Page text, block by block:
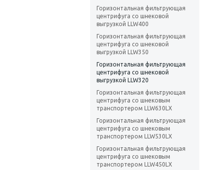
Горизонтальная фильтрующая
центрифуга со шнековой
выгрузкой LLW400
Горизонтальная фильтрующая
центрифуга со шнековой
выгрузкой LLW350
Горизонтальная фильтрующая
центрифуга со шнековой
выгрузкой LLW320
Горизонтальная фильтрующая
центрифуга со шнековым
транспортером LLW630LX
Горизонтальная фильтрующая
центрифуга со шнековым
транспортером LLW530LX
Горизонтальная фильтрующая
центрифуга со шнековым
транспортером LLW450LX